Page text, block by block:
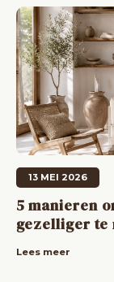
Bartafels
Bankjes
Eetkamerstoelen
Kapstokken
Decoratie op
Room Dividers
13 MEI 2026
5 manieren
gezelliger te
Lees meer